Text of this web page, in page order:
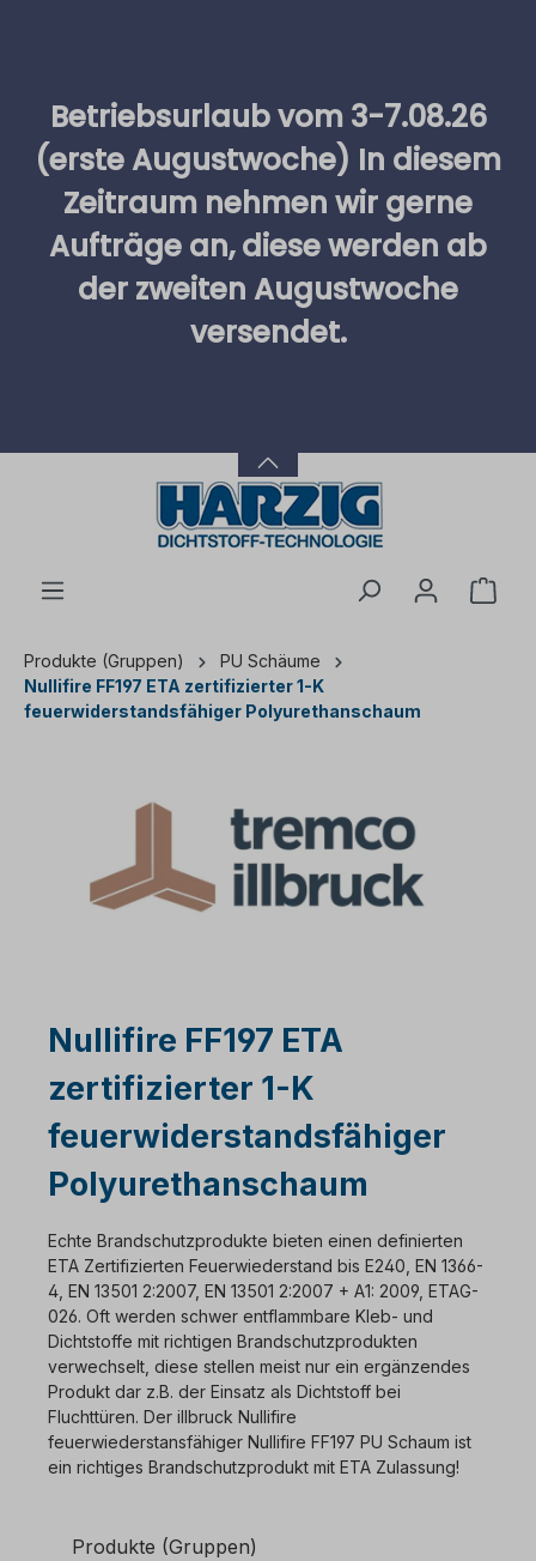
Betriebsurlaub vom 3-7.08.26
(erste Augustwoche) In diesem
Zeitraum nehmen wir gerne
Aufträge an, diese werden ab
der zweiten Augustwoche
versendet.
Produkte (Gruppen)
PU Schäume
Nullifire FF197 ETA zertifizierter 1-K
feuerwiderstandsfähiger Polyurethanschaum
Nullifire FF197 ETA
zertifizierter 1-K
feuerwiderstandsfähiger
Polyurethanschaum
Echte Brandschutzprodukte bieten einen definierten
ETA Zertifizierten Feuerwiederstand bis E240, EN 1366-
4, EN 13501 2:2007, EN 13501 2:2007 + A1: 2009, ETAG-
026. Oft werden schwer entflammbare Kleb- und
Dichtstoffe mit richtigen Brandschutzprodukten
verwechselt, diese stellen meist nur ein ergänzendes
Produkt dar z.B. der Einsatz als Dichtstoff bei
Fluchttüren. Der illbruck Nullifire
feuerwiederstansfähiger Nullifire FF197 PU Schaum ist
ein richtiges Brandschutzprodukt mit ETA Zulassung!
Produkte (Gruppen)